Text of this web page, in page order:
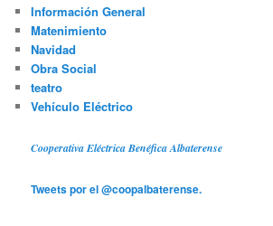
Información General
Matenimiento
Navidad
Obra Social
teatro
Vehículo Eléctrico
Cooperativa Eléctrica Benéfica Albaterense
Tweets por el @coopalbaterense.